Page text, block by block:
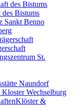
Bistums
Sankt Benno
St.
Naundorf
Wechselburg
Klöster &